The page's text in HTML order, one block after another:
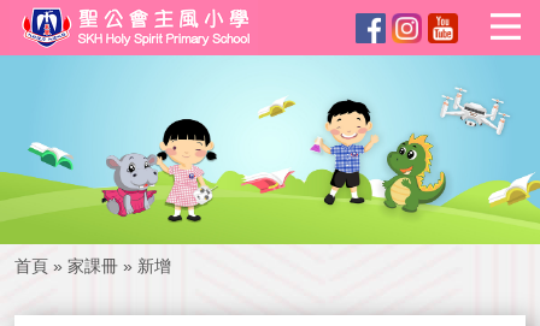
首頁 » 家課冊 » 新增